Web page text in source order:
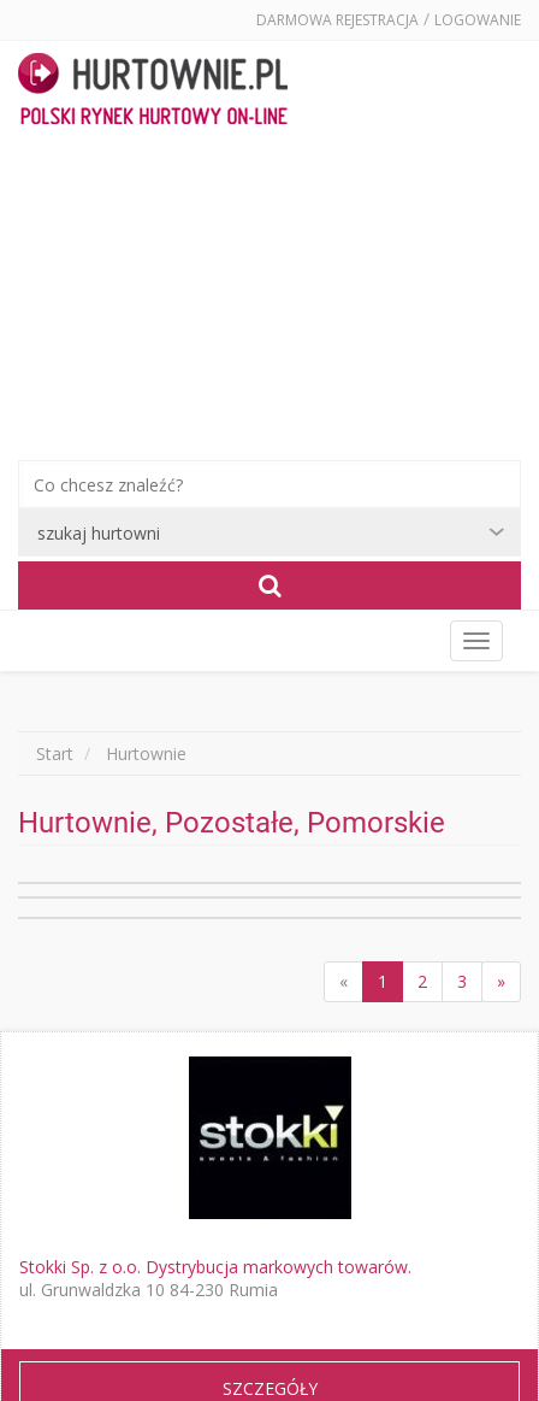
DARMOWA REJESTRACJA / LOGOWANIE
menu
Start Hurtownie
Hurtownie, Pozostałe, Pomorskie
« 1 2 3 »
Stokki Sp. z o.o. Dystrybucja markowych towarów.
ul. Grunwaldzka 10 84-230 Rumia
SZCZEGÓŁY